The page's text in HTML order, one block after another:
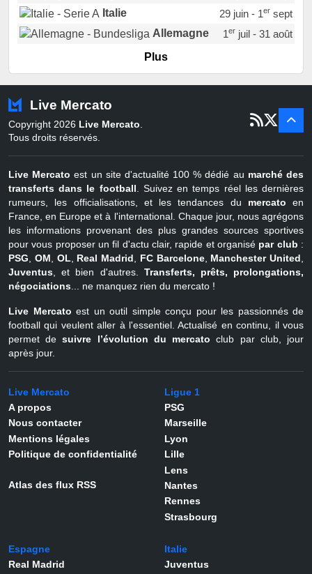
Italie
29 juin - 1ersept
Allemagne
1erjuil - 31 août
Portugal
Pays-Bas
22 juin - 2 sept
Belgique
juil - 31
Plus
Live Mercato
Copyright 2026 Live Mercato.
Tous droits réservés.
Live Mercato est un site d'actualité 100 % dédié au marché des
transferts dans le football . Suivez en temps réel les dernières
rumeurs, les officialisations, et les tendances du mercato en
France, en Europe et à l'international. Chaque jour, nous agrégons
les informations provenant des plus grandes sources sportives
pour vous proposer un fil d'actu clair, rapide et organisé par club :
PSG
OM OL Real Madrid FC Barcelone, Manchester United
Juventus , et bien d'autres. Transferts, prêts, prolongations,
négociations ... ne manquez rien du mercato !
Live Mercato est un outil simple conçu pour les passionnés de
football qui veulent aller à l'essentiel. Actualisé en continu, il vous
permet desuivre l’évolution du mercato club par club, jour
après jour.
Live Mercato
A propos
Nous contacter
Mentions légales
Politique de confidentialité
Atlas des flux RSS
Ligue 1
PSG
Marseille
Lyon
Lille
Lens
Nantes
Rennes
Strasbourg
Espagne
Real Madrid
Italie
Juventus